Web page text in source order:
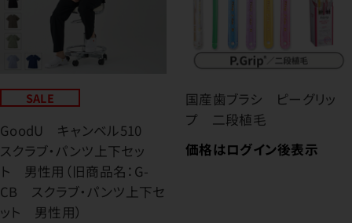
SALE
GoodU キャンベル510
スクラブ・パンツ上下セッ
ト 男性用（旧商品名：G-
CB スクラブ・パンツ上下セ
ット 男性用）
国産歯ブラシ ピーグリッ
プ 二段植毛
価格はログイン後表示